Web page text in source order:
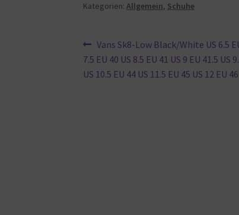
Kategorien:Allgemein, Schuhe
Beitragsnavigation
Vorheriger
Beitrag:
Vans Sk8-Low Black/White US 6.5
7.5 EU 40 US 8.5 EU 41 US 9 EU 41.5 US
US 10.5 EU 44 US 11.5 EU 45 US 12 EU 46